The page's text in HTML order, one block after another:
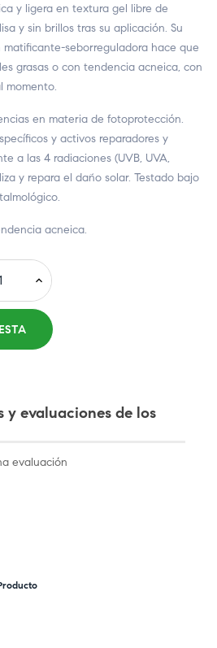
y ligera en textura gel libre de
y sin brillos tras su aplicación. Su
seborreguladora hace que
grasas o con tendencia acneica, con
momento.
en materia de fotoprotección.
y activos reparadores y
a las 4 radiaciones (UVB, UVA,
y repara el daño solar. Testado bajo
acneica.
y evaluaciones de los
evaluación